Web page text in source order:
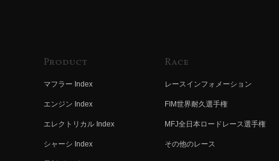
Product
マフラー Index
エンジン Index
エレクトリカル Index
シャーシ Index
Race
レースインフォメーション
FIM世界耐久選手権
MFJ全日本ロードレース選手権
その他のレース